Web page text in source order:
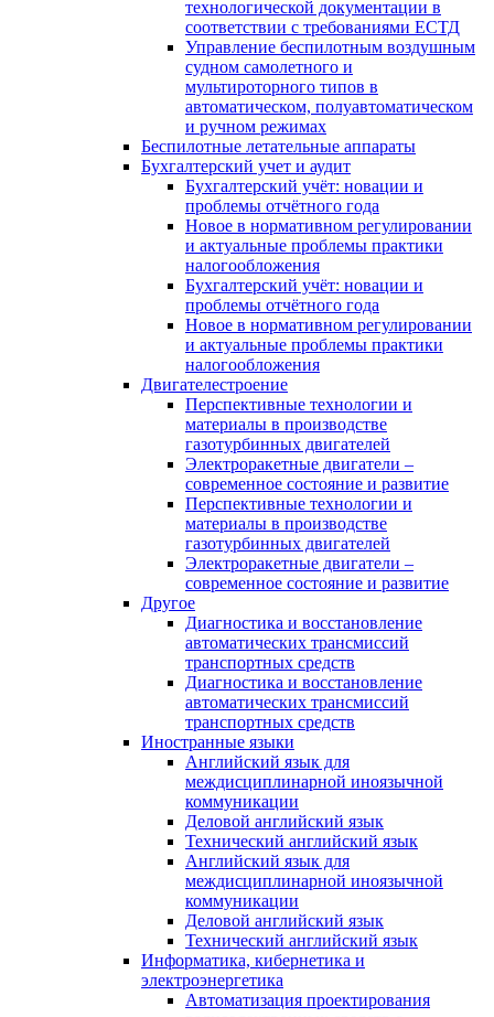
технологической документации в
соответствии с требованиями ЕСТД
Управление беспилотным воздушным
судном самолетного и
мультироторного типов в
автоматическом, полуавтоматическом
и ручном режимах
Беспилотные летательные аппараты
Бухгалтерский учет и аудит
Бухгалтерский учёт: новации и
проблемы отчётного года
Новое в нормативном регулировании
и актуальные проблемы практики
налогообложения
Бухгалтерский учёт: новации и
проблемы отчётного года
Новое в нормативном регулировании
и актуальные проблемы практики
налогообложения
Двигателестроение
Перспективные технологии и
материалы в производстве
газотурбинных двигателей
Электроракетные двигатели –
современное состояние и развитие
Перспективные технологии и
материалы в производстве
газотурбинных двигателей
Электроракетные двигатели –
современное состояние и развитие
Другое
Диагностика и восстановление
автоматических трансмиссий
транспортных средств
Диагностика и восстановление
автоматических трансмиссий
транспортных средств
Иностранные языки
Английский язык для
междисциплинарной иноязычной
коммуникации
Деловой английский язык
Технический английский язык
Английский язык для
междисциплинарной иноязычной
коммуникации
Деловой английский язык
Технический английский язык
Информатика, кибернетика и
электроэнергетика
Автоматизация проектирования